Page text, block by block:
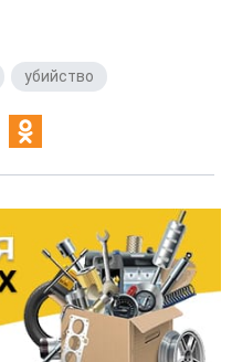
убийство